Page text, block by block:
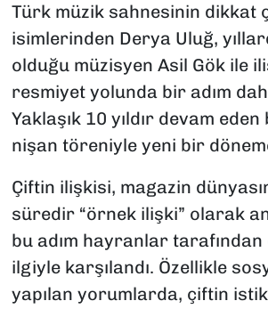
Türk müzik sahnesinin dikkat
isimlerinden Derya Uluğ,
olduğu müzisyen Asil Gök ile
resmiyet yolunda bir adım
Yaklaşık 10 yıldır devam
nişan töreniyle yeni bir
Çiftin ilişkisi, magazin
süredir “örnek ilişki” olarak
bu adım hayranlar
ilgiyle karşılandı. Özellikle
yapılan yorumlarda, çiftin